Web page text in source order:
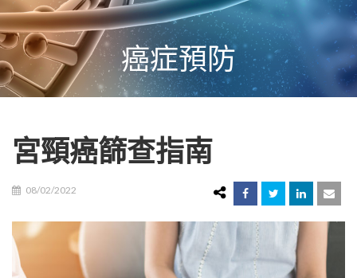
癌症預防
宮頸癌篩查指南
08/02/2022